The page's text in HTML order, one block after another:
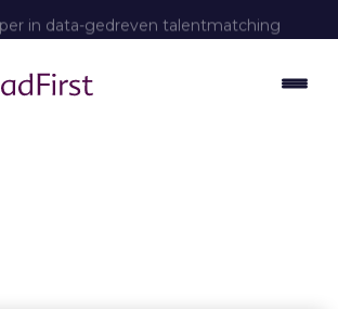
in data-gedreven talentmatching